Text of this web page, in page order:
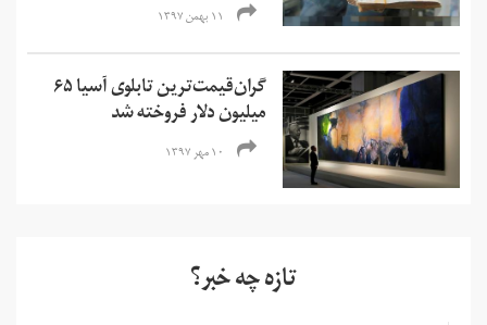
۱۱ بهمن ۱۳۹۷
گران‌قیمت‌ترین تابلوی آسیا ۶۵
میلیون دلار فروخته شد
۱۰ مهر ۱۳۹۷
تازه چه خبر؟